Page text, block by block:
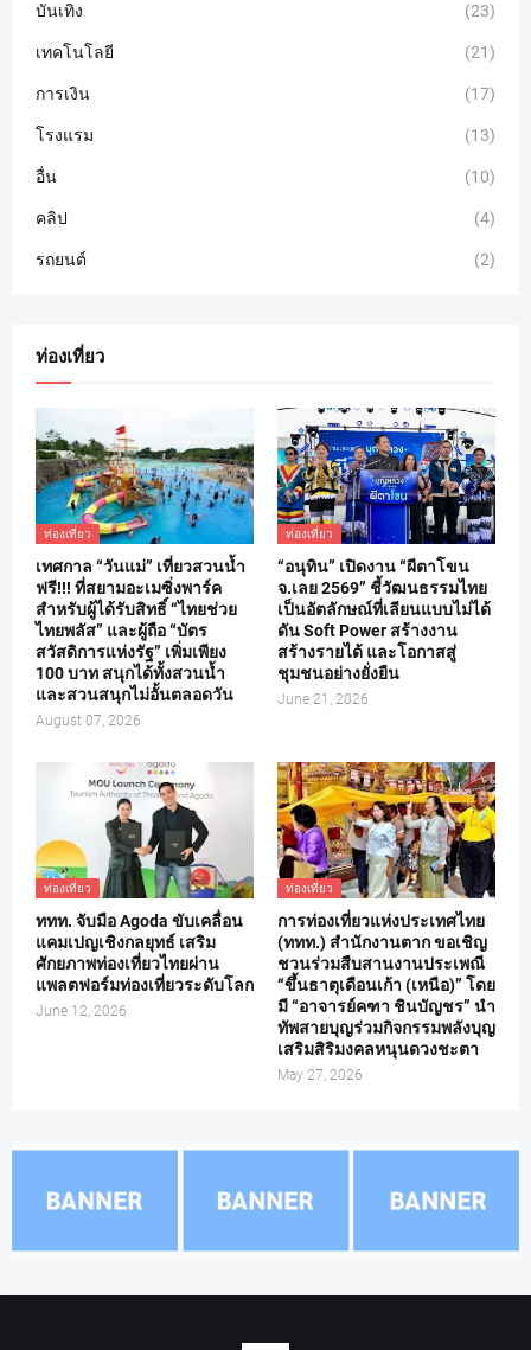
บันเทิง (23)
เทคโนโลยี (21)
การเงิน (17)
โรงแรม (13)
อื่น (10)
คลิป (4)
รถยนต์ (2)
ท่องเที่ยว
ท่องเที่ยว
เทศกาล “วันแม่” เที่ยวสวนน้ำ
ฟรี!!! ที่สยามอะเมซิ่งพาร์ค
สำหรับผู้ได้รับสิทธิ์ “ไทยช่วย
ไทยพลัส” และผู้ถือ “บัตร
สวัสดิการแห่งรัฐ” เพิ่มเพียง
100 บาท สนุกได้ทั้งสวนน้ำ
และสวนสนุกไม่อั้นตลอดวัน
August 07, 2026
ท่องเที่ยว
“อนุทิน” เปิดงาน “ผีตาโขน
จ.เลย 2569” ชี้วัฒนธรรมไทย
เป็นอัตลักษณ์ที่เลียนแบบไม่ได้
ดัน Soft Power สร้างงาน
สร้างรายได้ และโอกาสสู่
ชุมชนอย่างยั่งยืน
June 21, 2026
ท่องเที่ยว
ททท. จับมือ Agoda ขับเคลื่อน
แคมเปญเชิงกลยุทธ์ เสริม
ศักยภาพท่องเที่ยวไทยผ่าน
แพลตฟอร์มท่องเที่ยวระดับโลก
June 12, 2026
ท่องเที่ยว
การท่องเที่ยวแห่งประเทศไทย
(ททท.) สำนักงานตาก ขอเชิญ
ชวนร่วมสืบสานงานประเพณี
“ขึ้นธาตุเดือนเก้า (เหนือ)” โดย
มี “อาจารย์คฑา ชินบัญชร” นำ
ทัพสายบุญร่วมกิจกรรมพลังบุญ
เสริมสิริมงคลหนุนดวงชะตา
May 27, 2026